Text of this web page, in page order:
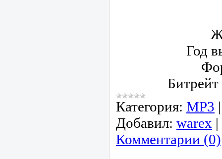
Год
Битрейт
Категория: МР3
Добавил: warex |
Комментарии (0)